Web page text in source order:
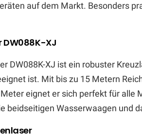
auf dem Markt. Besonders
DW088K-XJ
DW088K-XJ ist ein robuster
ist. Mit bis zu 15 Metern
eignet er sich perfekt für alle
beidseitigen Wasserwaagen und